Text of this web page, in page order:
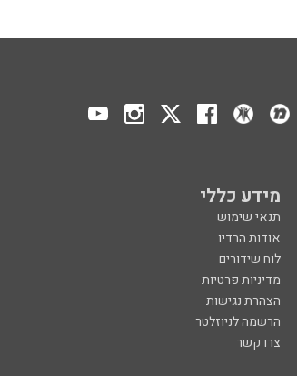
מידע כללי
תנאי שימוש
אודות הרדיו
לוח שידורים
מדיניות פרטיות
הצהרת נגישות
הרשמה לניוזלטר
צרו קשר